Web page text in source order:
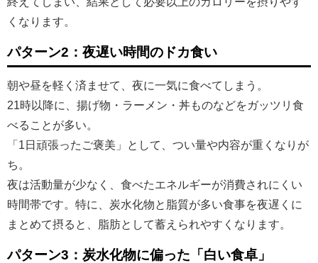
くなります。
パターン2：夜遅い時間のドカ食い
朝や昼を軽く済ませて、夜に一気に食べてしまう。
21時以降に、揚げ物・ラーメン・丼ものなどをガッツリ食
べることが多い。
「1日頑張ったご褒美」として、つい量や内容が重くなりが
ち。
夜は活動量が少なく、食べたエネルギーが消費されにくい
時間帯です。特に、炭水化物と脂質が多い食事を夜遅くに
まとめて摂ると、脂肪として蓄えられやすくなります。
パターン3：炭水化物に偏った「白い食卓」